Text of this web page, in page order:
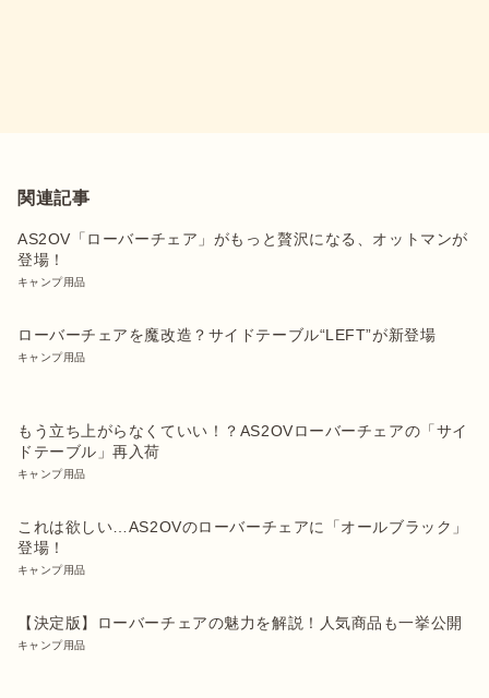
関連記事
AS2OV「ローバーチェア」がもっと贅沢になる、オットマンが
登場！
キャンプ用品
ローバーチェアを魔改造？サイドテーブル“LEFT”が新登場
キャンプ用品
もう立ち上がらなくていい！？AS2OVローバーチェアの「サイ
ドテーブル」再入荷
キャンプ用品
これは欲しい…AS2OVのローバーチェアに「オールブラック」
登場！
キャンプ用品
【決定版】ローバーチェアの魅力を解説！人気商品も一挙公開
キャンプ用品